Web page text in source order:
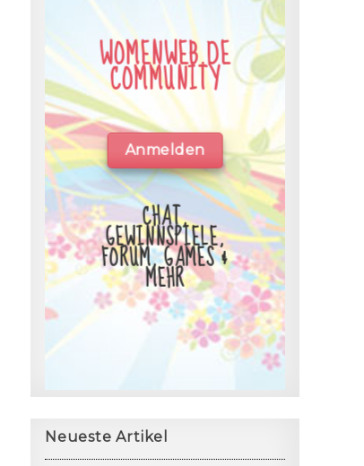
WOMENWEB.DE
COMMUNITY
Anmelden
CHAT,
GEWINNSPIELE,
FORUM, GAMES &
MEHR
Neueste Artikel